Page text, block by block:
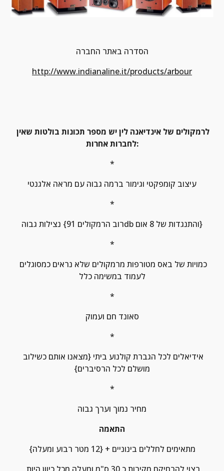
הסדרה באתר החברה
http://www.indianaline.it/products/arbour
לרמקולים של אינדיאנה לין יש מספר תכונות בולטות שאין
לחברות אחרות:
*
עיצוב קומפקטי וגימור ברמה גבוה עם מראה אלגנטי
*
נצילות גבוה {רוב הרמקולים 91db והתנגדות של 8 אום}
*
לעמוד במשימה כלל
*
סאונד חם ועמוק
*
מושלם לכל הרסיברים}
*
מחיר נמוך וערך גבוה
התאמה
מתאימים לחללים בינוניים + {12 מטר רבוע ומעלה}